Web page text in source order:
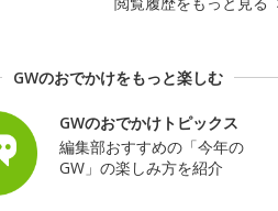
GWのおでかけをもっと楽しむ
GWのおでかけトピックス
編集部おすすめの「今年の
GW」の楽しみ方を紹介